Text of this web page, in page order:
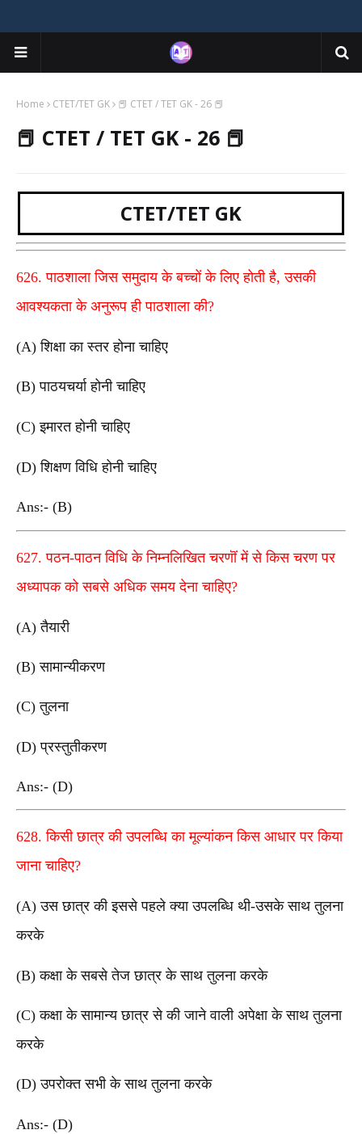
Home CTET/TET GK 📕 CTET / TET GK - 26 📕
📕 CTET / TET GK - 26 📕
CTET/TET GK
626. पाठशाला जिस समुदाय के बच्चों के लिए होती है, उसकी
आवश्यकता के अनुरूप ही पाठशाला की?
(A) शिक्षा का स्तर होना चाहिए
(B) पाठयचर्या होनी चाहिए
(C) इमारत होनी चाहिए
(D) शिक्षण विधि होनी चाहिए
Ans:- (B)
627. पठन-पाठन विधि के निम्नलिखित चरणॊं में से किस चरण पर
अध्यापक को सबसे अधिक समय देना चाहिए?
(A) तैयारी
(B) सामान्यीकरण
(C) तुलना
(D) प्रस्तुतीकरण
Ans:- (D)
628. किसी छात्र की उपलब्धि का मूल्यांकन किस आधार पर किया
जाना चाहिए?
(A) उस छात्र की इससे पहले क्या उपलब्धि थी-उसके साथ तुलना
करके
(B) कक्षा के सबसे तेज छात्र के साथ तुलना करके
(C) कक्षा के सामान्य छात्र से की जाने वाली अपेक्षा के साथ तुलना
करके
(D) उपरोक्त सभी के साथ तुलना करके
Ans:- (D)